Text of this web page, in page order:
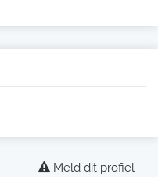
Meld dit profiel